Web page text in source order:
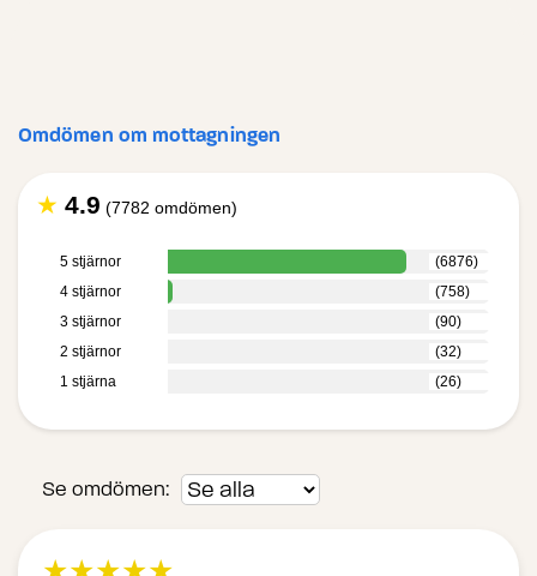
Omdömen om mottagningen
★ 4.9 (7782 omdömen)
5 stjärnor
(6876)
4 stjärnor
(758)
3 stjärnor
(90)
2 stjärnor
(32)
1 stjärna
(26)
Se omdömen: